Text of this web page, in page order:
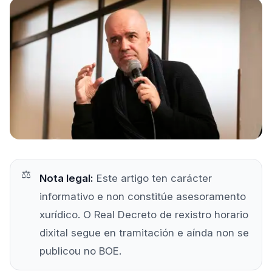
Próbao gratis
Nota legal: Este artigo ten carácter
informativo e non constitúe asesoramento
xurídico. O Real Decreto de rexistro horario
dixital segue en tramitación e aínda non se
publicou no BOE.